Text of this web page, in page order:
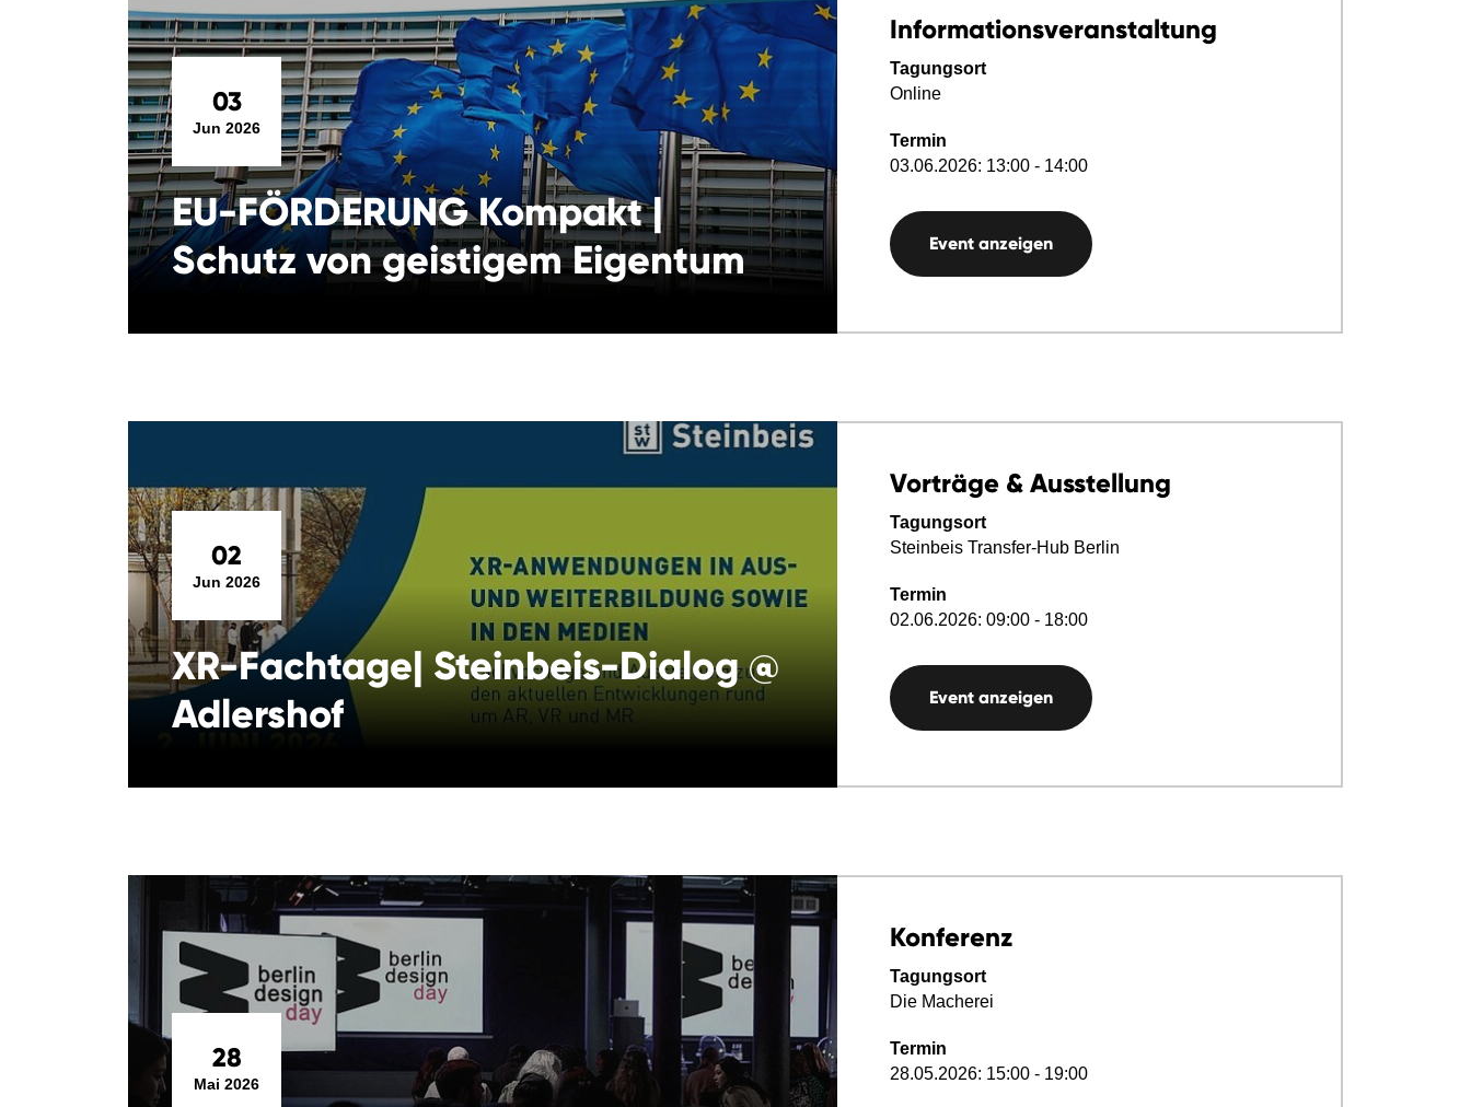
03
Jun 2026
EU-FÖRDERUNG Kompakt |
Schutz von geistigem Eigentum
Informationsveranstaltung
Tagungsort
Online
Termin
03.06.2026: 13:00 - 14:00
Event anzeigen
02
Jun 2026
XR-Fachtage| Steinbeis-Dialog @
Adlershof
Vorträge & Ausstellung
Tagungsort
Steinbeis Transfer-Hub Berlin
Termin
02.06.2026: 09:00 - 18:00
Event anzeigen
28
Mai 2026
Konferenz
Tagungsort
Die Macherei
Termin
28.05.2026: 15:00 - 19:00